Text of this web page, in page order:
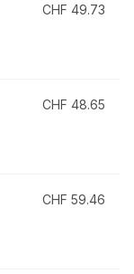
CHF 49.73
CHF 48.65
CHF 59.46